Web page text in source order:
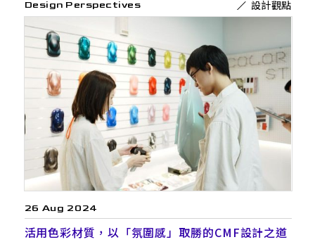
Design Perspectives 設計觀點
26 Aug 2024
活用色彩材質，以「氛圍感」取勝的CMF設計之道